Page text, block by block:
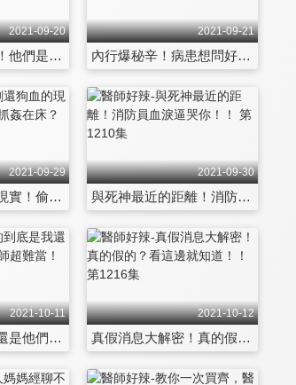
2021-09-20
這不是開玩笑？！他們是閻羅王拒收的人？！ 第1203集
2021-09-21
內行爆秘辛！病患想問好久的「為什麼」？ 第1204集
2021-09-29
比戲劇還狗血的現實！偷吃、外遇、抓姦在床？ 第1209集
2021-09-30
與死神最近的距離！消防員血淚逼哭你！！ 第1210集
2021-10-11
發瘋的到底是我還是他們？身心科醫師超難當！ 第1215集
2021-10-12
真假消息大解密！真的假的？看這邊就知道！！ 第1216集